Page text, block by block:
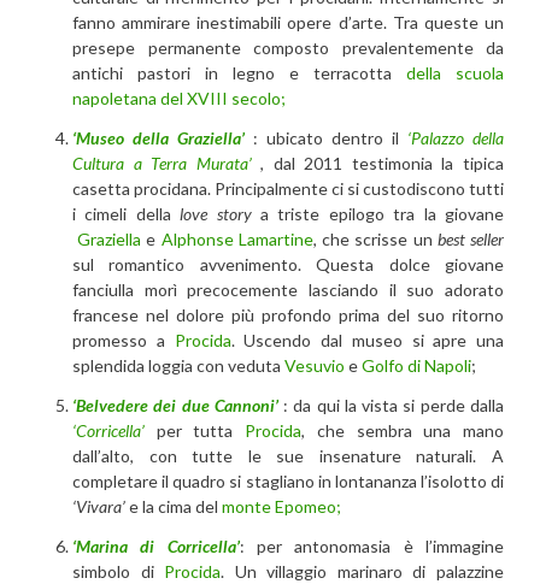
fanno ammirare inestimabili opere d’arte. Tra queste un
presepe permanente composto prevalentemente da
antichi pastori in legno e terracotta della scuola
napoletana del XVIII secolo;
‘Museo della Graziella’ : ubicato dentro il ‘Palazzo della
Cultura a Terra Murata’, dal 2011 testimonia la tipica
casetta procidana. Principalmente ci si custodiscono tutti
i cimeli dellalove storya triste epilogo tra la giovane
Graziella e Alphonse Lamartine, che scrisse un best seller
sul romantico avvenimento. Questa dolce giovane
fanciulla morì precocemente lasciando il suo adorato
francese nel dolore più profondo prima del suo ritorno
promesso a Procida. Uscendo dal museo si apre una
splendida loggia con veduta Vesuvio eGolfo di Napoli;
‘Belvedere dei due Cannoni’: da qui la vista si perde dalla
‘Corricella’ per tutta Procida, che sembra una mano
dall’alto, con tutte le sue insenature naturali. A
completare il quadro si stagliano in lontananza l’isolotto di
‘Vivara’e la cima del monte Epomeo;
‘Marina di Corricella’: per antonomasia è l’immagine
simbolo di Procida. Un villaggio marinaro di palazzine